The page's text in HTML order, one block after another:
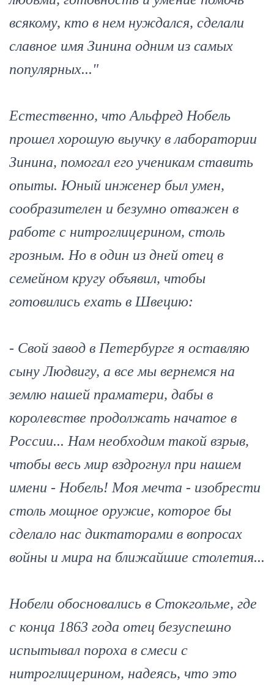
всякому, кто в нем нуждался, сделали
славное имя Зинина одним из самых
популярных..."
Естественно, что Альфред Нобель
прошел хорошую выучку в лаборатории
Зинина, помогал его ученикам ставить
опыты. Юный инженер был умен,
сообразителен и безумно отважен в
работе с нитроглицерином, столь
грозным. Но в один из дней отец в
семейном кругу объявил, чтобы
готовились ехать в Швецию:
- Свой завод в Петербурге я оставляю
сыну Людвигу, а все мы вернемся на
землю нашей праматери, дабы в
королевстве продолжать начатое в
России... Нам необходим такой взрыв,
чтобы весь мир вздрогнул при нашем
имени - Нобель! Моя мечта - изобрести
столь мощное оружие, которое бы
сделало нас диктаторами в вопросах
войны и мира на ближайшие столетия...
Нобели обосновались в Стокгольме, где
с конца 1863 года отец безуспешно
испытывал пороха в смеси с
нитроглицерином, надеясь, что это